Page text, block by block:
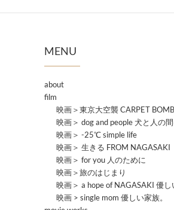
MENU
about
film
映画＞東京大空襲 CARPET
映画＞ dog and people 犬と人の
映画＞ -25℃ simple life
映画＞ 生きる FROM NAGASAKI
映画＞ for you 人のために
映画＞旅のはじまり
映画＞ a hope of NAGASAKI 優し
映画 > single mom 優しい家族。